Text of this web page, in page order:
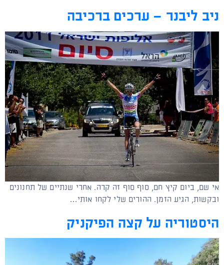
ניב ליבנר – ערכים ברכיבה
אי שם, ביום קיץ חם, סוף סוף זה קרה. אחרי שנתיים של תחנונים
ובקשות, הגיע הזמן. ההורים שלי לקחו אותי…
היסטוריה על קצה הפיקניק